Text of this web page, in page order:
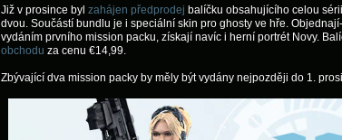
Již v prosince byl zahájen předprodej balíčku obsahujícího celou
dvou. Součástí bundlu je i speciální skin pro ghosty ve hře.
vydáním prvního mission packu, získají navíc i herní portrét Novy.
obchodu za cenu €14,99.
Zbývající dva mission packy by měly být vydány nejpozději do 1.